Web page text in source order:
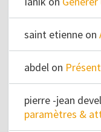
saint etienne on
abdel on
pierre -jean
paramètres &